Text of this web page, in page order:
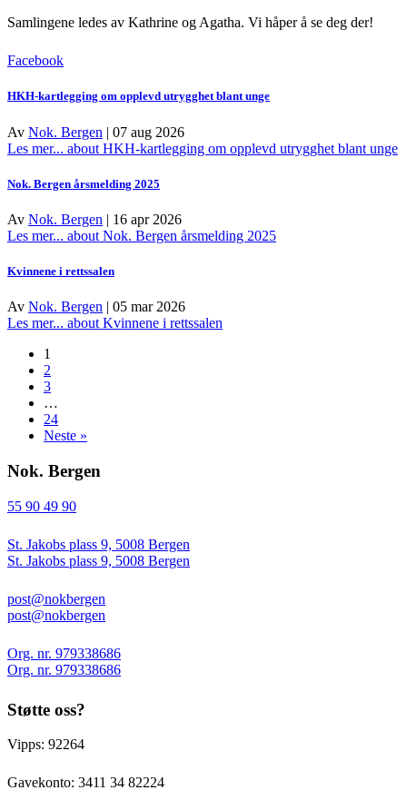
Samlingene ledes av Kathrine og Agatha. Vi håper å se deg der!
Facebook
HKH-kartlegging om opplevd utrygghet blant unge
Av Nok. Bergen | 07 aug 2026
Les mer... about HKH-kartlegging om opplevd utrygghet blant unge
Nok. Bergen årsmelding 2025
Av Nok. Bergen | 16 apr 2026
Les mer... about Nok. Bergen årsmelding 2025
Kvinnene i rettssalen
Av Nok. Bergen | 05 mar 2026
Les mer... about Kvinnene i rettssalen
1
2
3
…
24
Neste »
Nok. Bergen
55 90 49 90
St. Jakobs plass 9, 5008 Bergen
St. Jakobs plass 9, 5008 Bergen
post@nokbergen
post@nokbergen
Org. nr. 979338686
Org. nr. 979338686
Støtte oss?
Vipps: 92264
Gavekonto: 3411 34 82224